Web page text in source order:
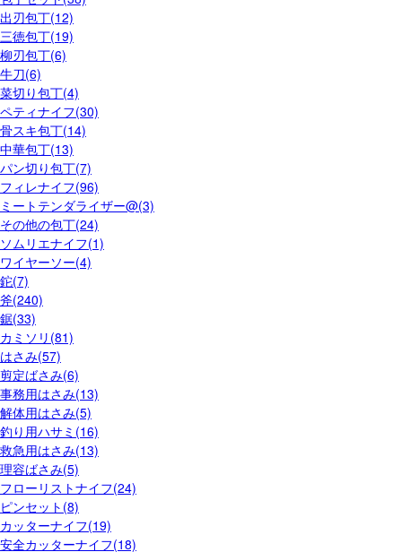
出刃包丁(12)
三徳包丁(19)
柳刃包丁(6)
牛刀(6)
菜切り包丁(4)
ペティナイフ(30)
骨スキ包丁(14)
中華包丁(13)
パン切り包丁(7)
フィレナイフ(96)
ミートテンダライザー@(3)
その他の包丁(24)
ソムリエナイフ(1)
ワイヤーソー(4)
鉈(7)
斧(240)
鋸(33)
カミソリ(81)
はさみ(57)
剪定ばさみ(6)
事務用はさみ(13)
解体用はさみ(5)
釣り用ハサミ(16)
救急用はさみ(13)
理容ばさみ(5)
フローリストナイフ(24)
ピンセット(8)
カッターナイフ(19)
安全カッターナイフ(18)